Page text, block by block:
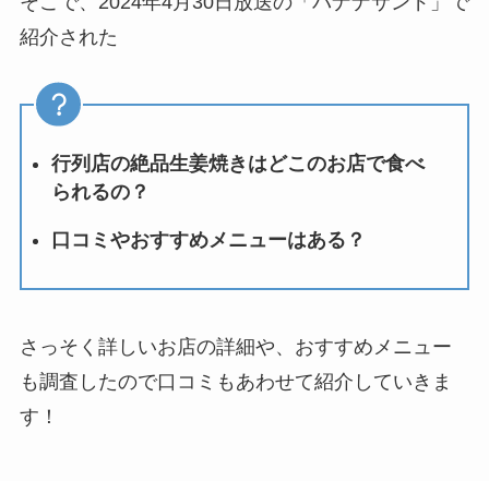
紹介された
行列店の絶品生姜焼きはどこのお店で食べ
られるの？
口コミやおすすめメニューはある？
さっそく詳しいお店の詳細や、おすすめメニュー
も調査したので口コミもあわせて紹介していきま
す！